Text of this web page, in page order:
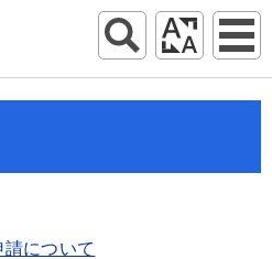
について